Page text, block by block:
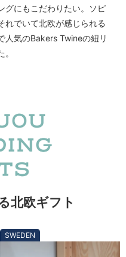
グにもこだわりたい。ソピ
れでいて北欧が感じられる
人気のBakers Twineの紐リ
北欧ギフト
SWEDEN